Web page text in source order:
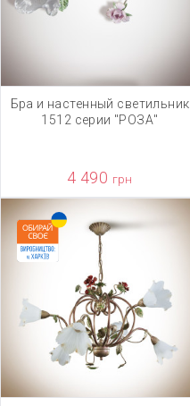
Бра и настенный светильник
1512 серии "РОЗА"
4 490 грн